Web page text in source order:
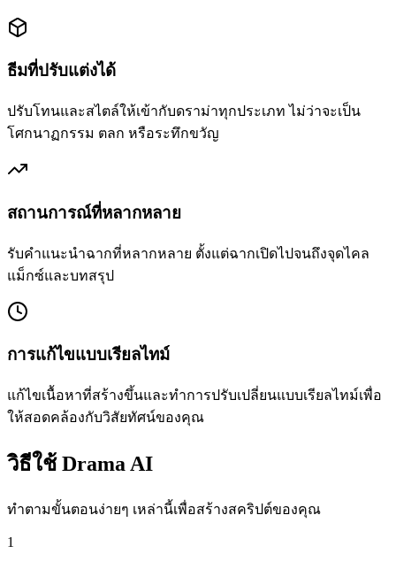
ธีมที่ปรับแต่งได้
ปรับโทนและสไตล์ให้เข้ากับดราม่าทุกประเภท ไม่ว่าจะเป็น
โศกนาฏกรรม ตลก หรือระทึกขวัญ
สถานการณ์ที่หลากหลาย
รับคำแนะนำฉากที่หลากหลาย ตั้งแต่ฉากเปิดไปจนถึงจุดไคล
แม็กซ์และบทสรุป
การแก้ไขแบบเรียลไทม์
แก้ไขเนื้อหาที่สร้างขึ้นและทำการปรับเปลี่ยนแบบเรียลไทม์เพื่อ
ให้สอดคล้องกับวิสัยทัศน์ของคุณ
วิธีใช้ Drama AI
ทำตามขั้นตอนง่ายๆ เหล่านี้เพื่อสร้างสคริปต์ของคุณ
1